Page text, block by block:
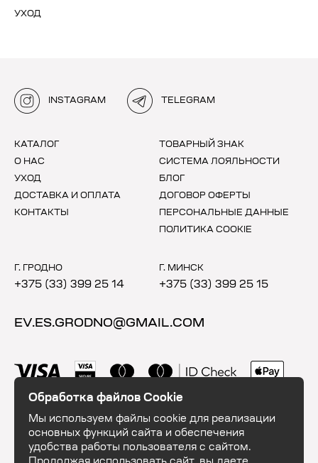
УХОД
INSTAGRAM TELEGRAM
КАТАЛОГ
О НАС
УХОД
ДОСТАВКА И ОПЛАТА
КОНТАКТЫ
ТОВАРНЫЙ ЗНАК
СИСТЕМА ЛОЯЛЬНОСТИ
БЛОГ
ДОГОВОР ОФЕРТЫ
ПЕРСОНАЛЬНЫЕ ДАННЫЕ
ПОЛИТИКА COOKIE
Г. ГРОДНО
+375 (33) 399 25 14
Г. МИНСК
+375 (33) 399 25 15
EV.ES.GRODNO@GMAIL.COM
Обработка файлов Cookie
Мы используем файлы cookie для реализации
основных функций сайта и обеспечения
удобства работы пользователя с сайтом.